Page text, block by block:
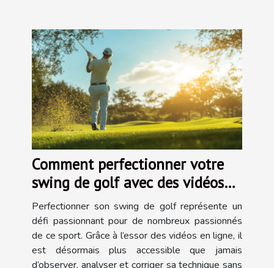
Comment perfectionner votre
swing de golf avec des vidéos
en ligne
Perfectionner son swing de golf représente un
défi passionnant pour de nombreux passionnés
de ce sport. Grâce à l’essor des vidéos en ligne, il
est désormais plus accessible que jamais
d’observer, analyser et corriger sa technique sans